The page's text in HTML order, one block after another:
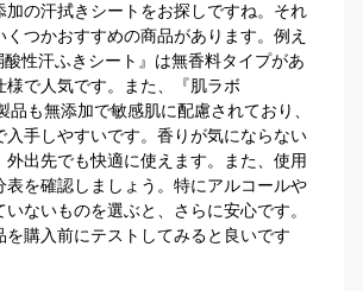
加の汗拭きシートをお探しですね。それ
くつかおすすめの商品があります。例え
性汗ふきシート』は無香料タイプがあ
様で人気です。また、『肌ラボ
品も無添加で敏感肌に配慮されており、
入手しやすいです。香りが気にならない
外出先でも快適に使えます。また、使用
表を確認しましょう。特にアルコールや
ないものを選ぶと、さらに安心です。
を購入前にテストしてみると良いです